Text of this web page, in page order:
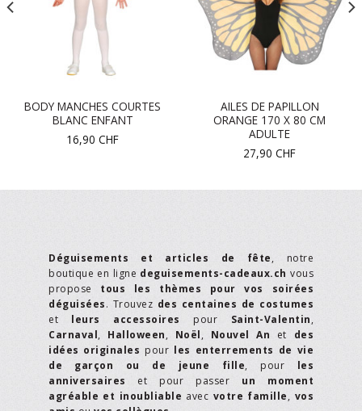
BODY MANCHES COURTES
BLANC ENFANT
16,90 CHF
AILES DE PAPILLON
ORANGE 170 X 80 CM
ADULTE
27,90 CHF
Déguisements et articles de fête, notre
boutique en ligne deguisements-cadeaux.ch vous
propose tous les thèmes pour vos soirées
déguisées. Trouvez des centaines de costumes
et leurs accessoires pour Saint-Valentin,
Carnaval, Halloween, Noël, Nouvel An et des
idées originales pour les enterrements de vie
de garçon ou de jeune fille, pour les
anniversaires et pour passer un moment
agréable et inoubliable avec votre famille, vos